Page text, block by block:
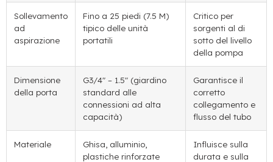
Sollevamento
ad
aspirazione
Fino a 25 piedi (7.5 M)
tipico delle unità
portatili
Critico per
sorgenti al di
sotto del livello
della pompa
Dimensione
della porta
G3/4″ – 1.5″ (giardino
standard alle
connessioni ad alta
capacità)
Garantisce il
corretto
collegamento e
flusso del tubo
Materiale
Ghisa, alluminio,
plastiche rinforzate
Influisce sulla
durata e sulla